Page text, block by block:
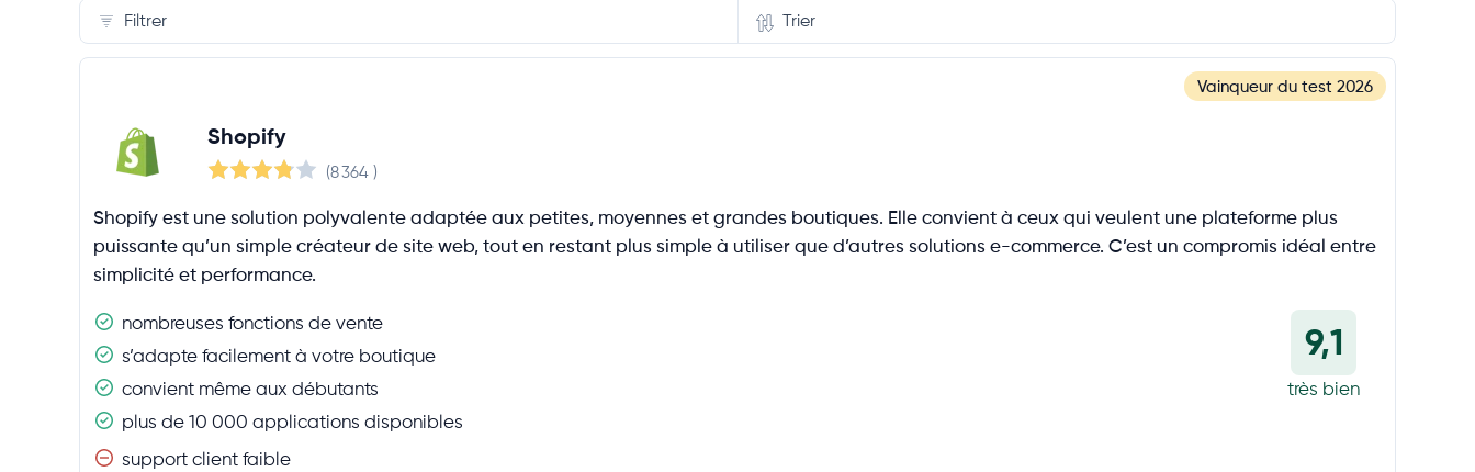
Filtrer Trier
Nombre de produits
min. 100 produits
min. 10 000 produits
nombre illimité
Types de produits
Produits physiques
Produits numériques
Services
Adhésion
Vainqueur du test 2026
Shopify
(8 364 )
Shopify est une solution polyvalente adaptée aux petites, moyennes et grandes boutiques. Elle convient à ceux qui veulent une plateforme plus
puissante qu’un simple créateur de site web, tout en restant plus simple à utiliser que d’autres solutions e-commerce. C’est un compromis idéal entre
simplicité et performance.
nombreuses fonctions de vente
s’adapte facilement à votre boutique
convient même aux débutants
plus de 10 000 applications disponibles
support client faible
9,1
très bien